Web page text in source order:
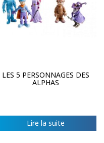
LES 5 PERSONNAGES DES
ALPHAS
Lire la suite